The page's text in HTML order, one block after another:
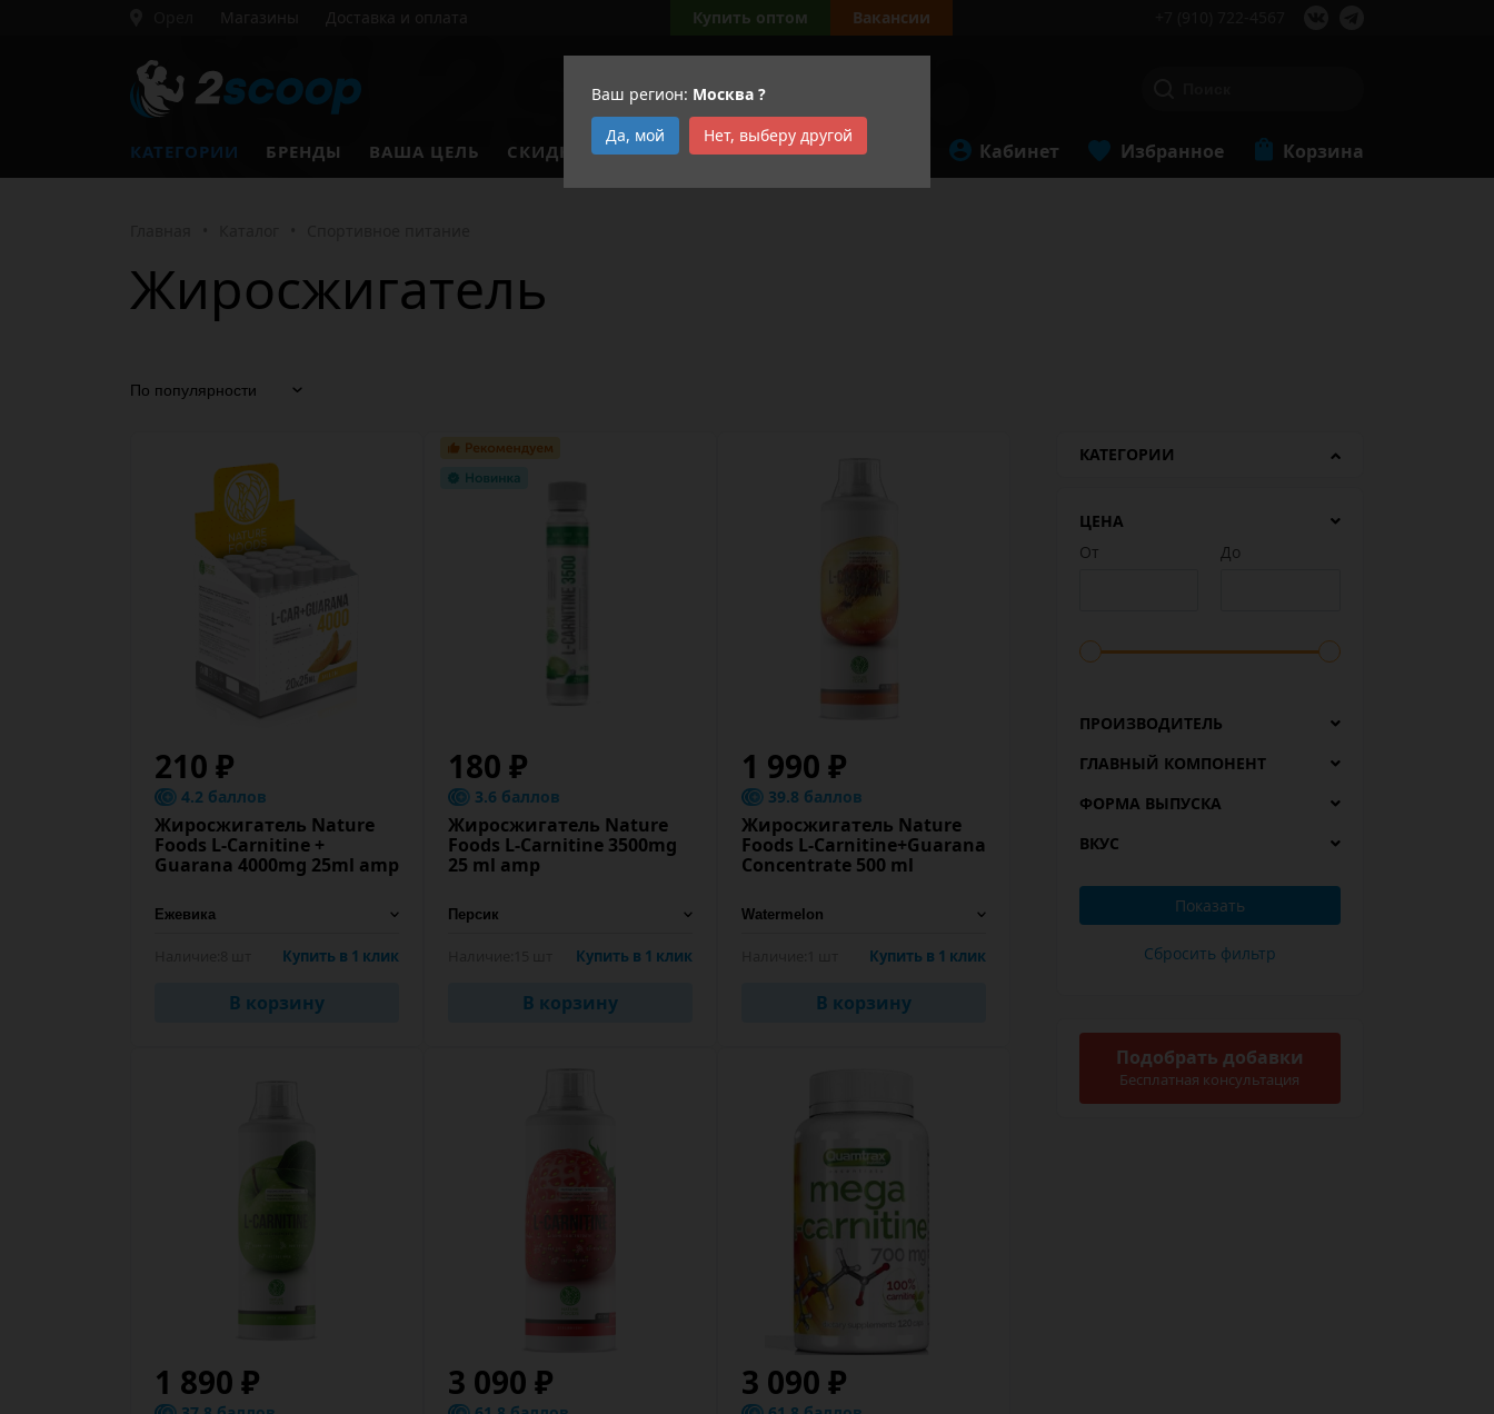
Ваш регион: Москва ?
Да, мой
Нет, выберу другой
Магазины Доставка и оплата Купить оптом Вакансии
КАТЕГОРИИ БРЕНДЫ ВАША ЦЕЛЬ СКИДКИ АКЦИИ Кабинет Избранное Корзина
Жиросжигатель
КАТЕГОРИИ
ЦЕНА
От
До
ПРОИЗВОДИТЕЛЬ
ГЛАВНЫЙ КОМПОНЕНТ
ФОРМА ВЫПУСКА
ВКУС
Подобрать добавки
Бесплатная консультация
210 ₽
4.2 баллов
Жиросжигатель Nature
Foods L-Carnitine +
Guarana 4000mg 25ml amp
Купить в 1 клик
В корзину
180 ₽
3.6 баллов
Жиросжигатель Nature
Foods L-Carnitine 3500mg
25 ml amp
Купить в 1 клик
В корзину
1 990 ₽
39.8 баллов
Жиросжигатель Nature
Foods L-Carnitine+Guarana
Concentrate 500 ml
Купить в 1 клик
В корзину
1 890 ₽ 3 090 ₽ 3 090 ₽